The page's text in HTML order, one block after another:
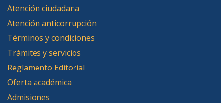
Atención ciudadana
Atención anticorrupción
Términos y condiciones
Trámites y servicios
Reglamento Editorial
Oferta académica
Admisiones